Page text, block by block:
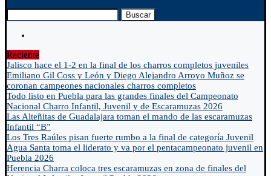
Buscar
Reciente
Jalisco hace el 1-2 en la final de los charros completos juveniles
Emiliano Gil Coss y León y Diego Alejandro Arroyo Muñoz se
coronan campeones nacionales charros completos
Todo listo en Puebla para las grandes finales del Campeonato
Nacional Charro Infantil, Juvenil y de Escaramuzas 2026
Las Alteñitas de Guadalajara toman el mando de las escaramuzas
Infantil “B”
Los Tres Raúles pisan fuerte rumbo a la final de categoría Juvenil
Agua Santa toma el liderato y va por el pentacampeonato juvenil en
Puebla 2026
Herencia Charra coloca tres escaramuzas en zona de finales del